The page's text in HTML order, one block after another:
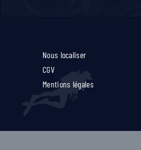
Nous localiser
CGV
Mentions légales